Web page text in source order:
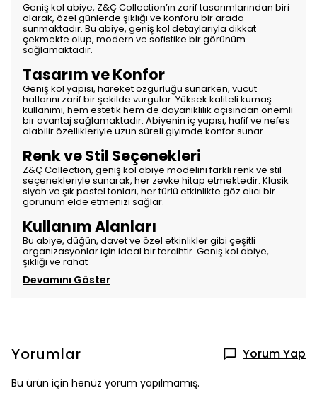
Geniş kol abiye, Z&Ç Collection’ın zarif tasarımlarından biri
olarak, özel günlerde şıklığı ve konforu bir arada
sunmaktadır. Bu abiye, geniş kol detaylarıyla dikkat
çekmekte olup, modern ve sofistike bir görünüm
sağlamaktadır.
Tasarım ve Konfor
Geniş kol yapısı, hareket özgürlüğü sunarken, vücut
hatlarını zarif bir şekilde vurgular. Yüksek kaliteli kumaş
kullanımı, hem estetik hem de dayanıklılık açısından önemli
bir avantaj sağlamaktadır. Abiyenin iç yapısı, hafif ve nefes
alabilir özellikleriyle uzun süreli giyimde konfor sunar.
Renk ve Stil Seçenekleri
Z&Ç Collection, geniş kol abiye modelini farklı renk ve stil
seçenekleriyle sunarak, her zevke hitap etmektedir. Klasik
siyah ve şık pastel tonları, her türlü etkinlikte göz alıcı bir
görünüm elde etmenizi sağlar.
Kullanım Alanları
Bu abiye, düğün, davet ve özel etkinlikler gibi çeşitli
organizasyonlar için ideal bir tercihtir. Geniş kol abiye,
şıklığı ve rahat
Devamını Göster
Yorumlar Yorum Yap
Bu ürün için henüz yorum yapılmamış.